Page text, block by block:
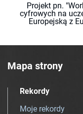
Projekt pn.
cyfrowych na
Europejską z
Mapa strony
Rekordy
Moje rekordy